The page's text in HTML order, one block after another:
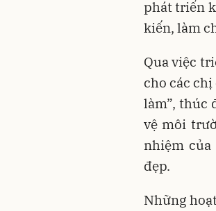
phát triển
kiến, làm
Qua việc
cho các
làm”, thúc
vệ môi
nhiệm
đẹp.
Những